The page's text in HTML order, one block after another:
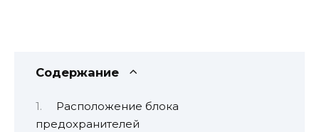
Содержание
Расположение блока
предохранителей